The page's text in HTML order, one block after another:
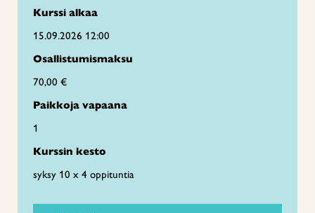
Kurssi alkaa
15.09.2026 12:00
Osallistumismaksu
70,00 €
Paikkoja vapaana
1
Kurssin kesto
syksy 10 x 4 oppituntia